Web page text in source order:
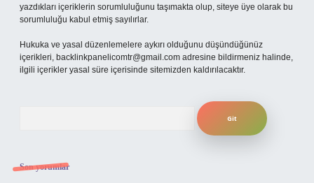
yazdıkları içeriklerin sorumluluğunu taşımakta olup, siteye üye olarak bu
sorumluluğu kabul etmiş sayılırlar.
Hukuka ve yasal düzenlemelere aykırı olduğunu düşündüğünüz
içerikleri, backlinkpanelicomtr@gmail.com adresine bildirmeniz halinde,
ilgili içerikler yasal süre içerisinde sitemizden kaldırılacaktır.
Son yorumlar